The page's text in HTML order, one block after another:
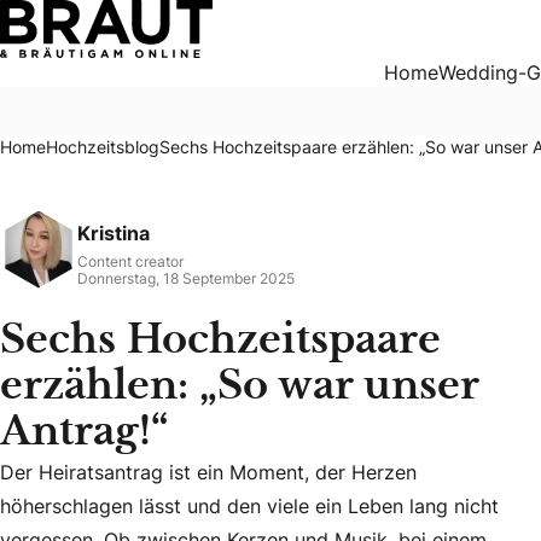
Sechs Hochzeitspaare erzählen: „So war unser Antrag!“
HomeWedding-
HomeHochzeitsblogSechs Hochzeitspaare erzählen: „So war unser
Kristina
Content creator
Donnerstag, 18 September 2025
Sechs Hochzeitspaare
erzählen: „So war unser
Antrag!“
Der Heiratsantrag ist ein Moment, der Herzen
Der Heiratsantrag ist ein Moment, der Herzen
höherschlagen lässt und den viele ein Leben lang nicht